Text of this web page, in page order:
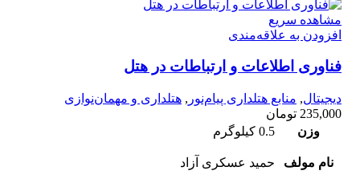
مشاهده سریع
افزودن به علاقه‌مندی
فناوری اطلاعات و ارتباطات در هتل
دیجیتال, منابع هتلداری پیام‌نور , هتلداری و مهمان‌نوازی
235,000 تومان
وزن
0.5 کیلوگرم
نام مولف حمید عسکری آزاد